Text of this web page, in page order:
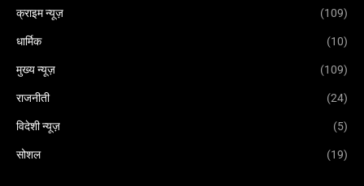
क्राइम न्यूज़ (109)
धार्मिक (10)
मुख्य न्यूज़ (109)
राजनीती (24)
विदेशी न्यूज़ (5)
सोशल (19)